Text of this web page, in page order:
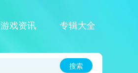
游戏资讯 专辑大全
搜索